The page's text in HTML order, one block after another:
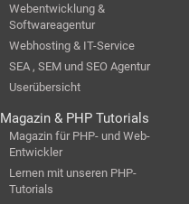
Webentwicklung &
Softwareagentur
Webhosting & IT-Service
SEA , SEM und SEO Agentur
Userübersicht
Magazin & PHP Tutorials
Magazin für PHP- und Web-
Entwickler
Lernen mit unseren PHP-
Tutorials